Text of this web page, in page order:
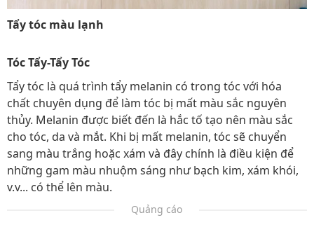
Tẩy tóc màu lạnh
Tóc Tẩy-Tẩy Tóc
Tẩy tóc là quá trình tẩy melanin có trong tóc với hóa
chất chuyên dụng để làm tóc bị mất màu sắc nguyên
thủy. Melanin được biết đến là hắc tố tạo nên màu sắc
cho tóc, da và mắt. Khi bị mất melanin, tóc sẽ chuyển
sang màu trắng hoặc xám và đây chính là điều kiện để
những gam màu nhuộm sáng như bạch kim, xám khói,
v.v... có thể lên màu.
Quảng cáo